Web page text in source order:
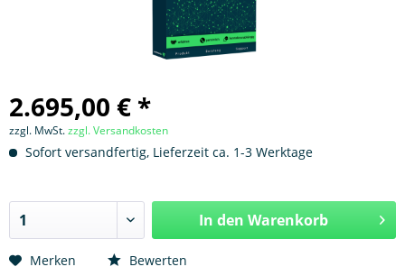
2.695,00 € *
zzgl. MwSt.zzgl. Versandkosten
Sofort versandfertig, Lieferzeit ca. 1-3 Werktage
In den Warenkorb
Merken Bewerten